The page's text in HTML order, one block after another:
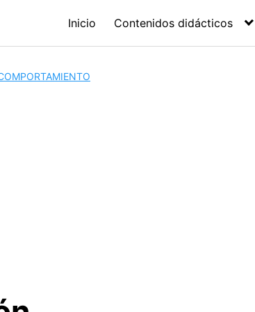
Inicio Contenidos didácticos